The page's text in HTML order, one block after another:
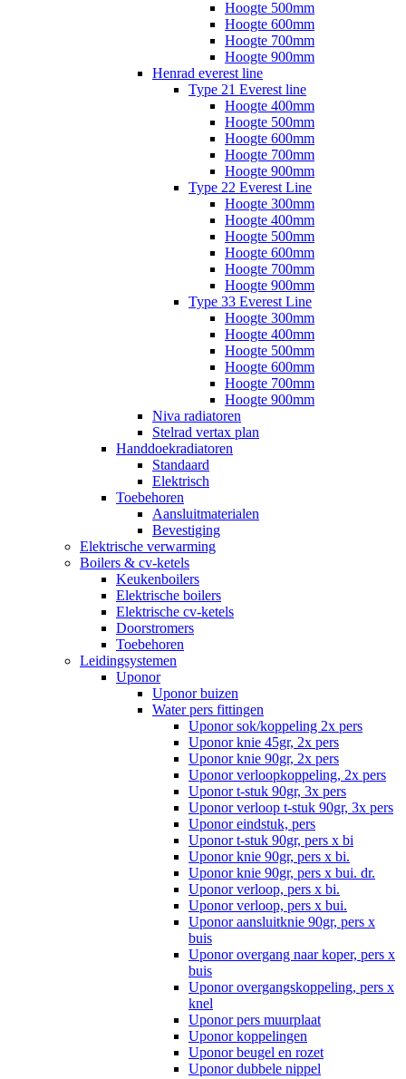
Hoogte 500mm
Hoogte 600mm
Hoogte 700mm
Hoogte 900mm
Henrad everest line
Type 21 Everest line
Hoogte 400mm
Hoogte 500mm
Hoogte 600mm
Hoogte 700mm
Hoogte 900mm
Type 22 Everest Line
Hoogte 300mm
Hoogte 400mm
Hoogte 500mm
Hoogte 600mm
Hoogte 700mm
Hoogte 900mm
Type 33 Everest Line
Hoogte 300mm
Hoogte 400mm
Hoogte 500mm
Hoogte 600mm
Hoogte 700mm
Hoogte 900mm
Niva radiatoren
Stelrad vertax plan
Handdoekradiatoren
Standaard
Elektrisch
Toebehoren
Aansluitmaterialen
Bevestiging
Elektrische verwarming
Boilers & cv-ketels
Keukenboilers
Elektrische boilers
Elektrische cv-ketels
Doorstromers
Toebehoren
Leidingsystemen
Uponor
Uponor buizen
Water pers fittingen
Uponor sok/koppeling 2x pers
Uponor knie 45gr, 2x pers
Uponor knie 90gr, 2x pers
Uponor verloopkoppeling, 2x pers
Uponor t-stuk 90gr, 3x pers
Uponor verloop t-stuk 90gr, 3x pers
Uponor eindstuk, pers
Uponor t-stuk 90gr, pers x bi
Uponor knie 90gr, pers x bi.
Uponor knie 90gr, pers x bui. dr.
Uponor verloop, pers x bi.
Uponor verloop, pers x bui.
Uponor aansluitknie 90gr, pers x
buis
Uponor overgang naar koper, pers x
buis
Uponor overgangskoppeling, pers x
knel
Uponor pers muurplaat
Uponor koppelingen
Uponor beugel en rozet
Uponor dubbele nippel